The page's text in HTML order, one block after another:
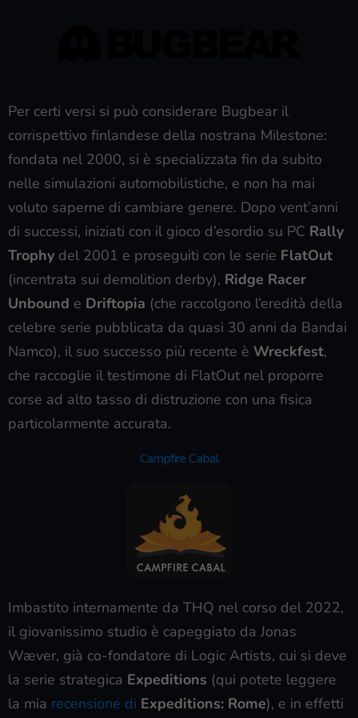
Per certi versi si può considerare Bugbear il
corrispettivo finlandese della nostrana Milestone:
fondata nel 2000, si è specializzata fin da subito
nelle simulazioni automobilistiche, e non ha mai
voluto saperne di cambiare genere. Dopo vent’anni
di successi, iniziati con il gioco d’esordio su PC Rally
Trophy del 2001 e proseguiti con le serie FlatOut
(incentrata sui demolition derby), Ridge Racer
Unbound e Driftopia (che raccolgono l’eredità della
celebre serie pubblicata da quasi 30 anni da Bandai
Namco), il suo successo più recente è Wreckfest,
che raccoglie il testimone di FlatOut nel proporre
corse ad alto tasso di distruzione con una fisica
particolarmente accurata.
Campfire Cabal
Imbastito internamente da THQ nel corso del 2022,
il giovanissimo studio è capeggiato da Jonas
Wæver, già co-fondatore di Logic Artists, cui si deve
la serie strategica Expeditions (qui potete leggere
la mia recensione di Expeditions: Rome), e in effetti